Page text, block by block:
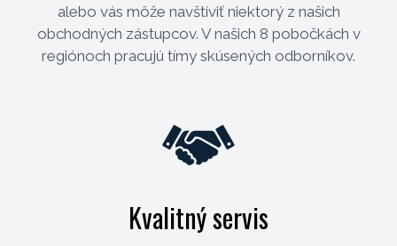
alebo vás môže navštíviť niektorý z našich
obchodných zástupcov. V našich 8 pobočkách v
regiónoch pracujú tímy skúsených odborníkov.
Kvalitný servis